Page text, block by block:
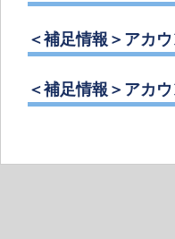
＜補足情報＞アカ
＜補足情報＞アカ